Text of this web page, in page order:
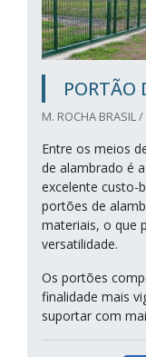
PORTÃO
M. ROCHA BRASIL
Entre os meios
de alambrado é
excelente custo-
portões de
materiais, o que
versatilidade.
Os portões
finalidade mais
suportar com